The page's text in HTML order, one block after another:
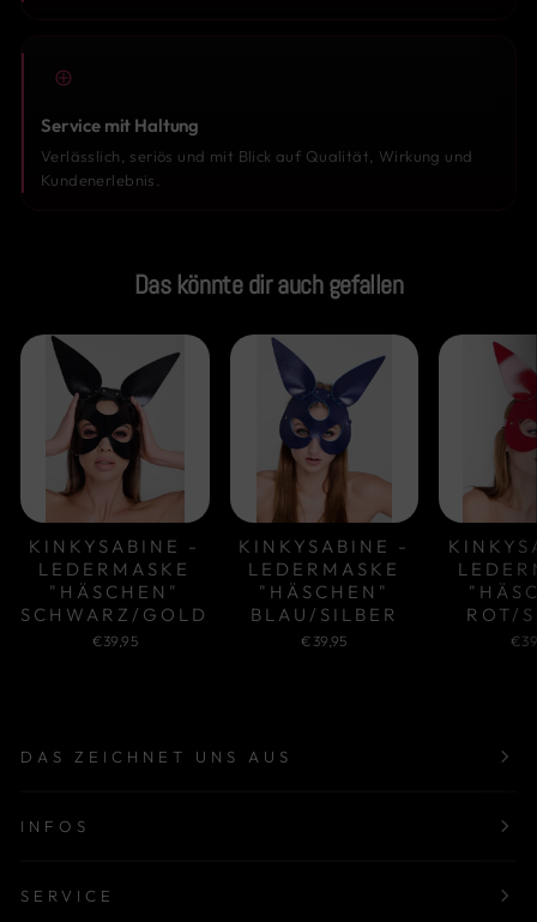
Service mit Haltung
Verlässlich, seriös und mit Blick auf Qualität, Wirkung und
Kundenerlebnis.
Das könnte dir auch gefallen
KINKYSABINE -
LEDERMASKE
"HÄSCHEN"
SCHWARZ/GOLD
€39,95
KINKYSABINE -
LEDERMASKE
"HÄSCHEN"
BLAU/SILBER
€39,95
ROT/
DAS ZEICHNET UNS AUS
INFOS
SERVICE